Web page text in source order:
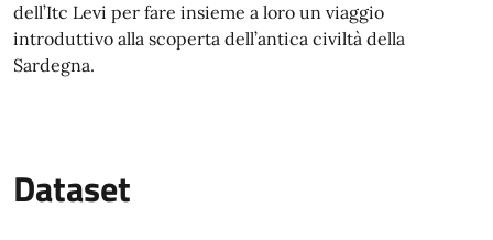
dell’Itc Levi per fare insieme a loro un viaggio
introduttivo alla scoperta dell’antica civiltà della
Sardegna.
Dataset